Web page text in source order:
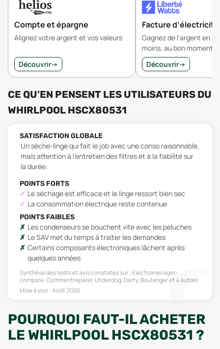
Compte et épargne
Alignez votre argent et vos valeurs
Découvrir→
Facture d’électricité
Gagnez de l'argent en
moins, au bon moment.
Découvrir→
CE QU'EN PENSENT LES UTILISATEURS DU
WHIRLPOOL HSCX80531
SATISFACTION GLOBALE
Un sèche-linge qui fait le job avec une conso raisonnable,
mais attention à l'entretien des filtres et à la fiabilité sur
la durée.
POINTS FORTS
Le séchage est efficace et le linge ressort bien sec
La consommation électrique reste contenue
POINTS FAIBLES
Les condenseurs se bouchent vite avec les peluches
Le SAV met du temps à traiter les demandes
Certains composants électroniques lâchent après
quelques années
Synthèse des tests et avis constatés sur : Electromenager-
compare, Commentreparer, Underdog, Darty, Boulangeret 4 autres
Mise à jour :Août 2026
POURQUOI FAUT-IL ACHETER
LE WHIRLPOOL HSCX80531 ?